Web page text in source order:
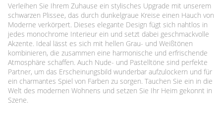
Verleihen Sie Ihrem Zuhause ein stylisches Upgrade mit unserem
schwarzen Plissee, das durch dunkelgraue Kreise einen Hauch von
Moderne verkörpert. Dieses elegante Design fügt sich nahtlos in
jedes monochrome Interieur ein und setzt dabei geschmackvolle
Akzente. Ideal lässt es sich mit hellen Grau- und Weißtönen
kombinieren, die zusammen eine harmonische und erfrischende
Atmosphäre schaffen. Auch Nude- und Pastelltöne sind perfekte
Partner, um das Erscheinungsbild wunderbar aufzulockern und für
ein charmantes Spiel von Farben zu sorgen. Tauchen Sie ein in die
Welt des modernen Wohnens und setzen Sie Ihr Heim gekonnt in
Szene.